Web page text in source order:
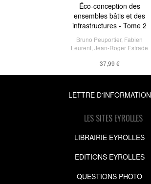
Éco-conception des
ensembles bâtis et des
infrastructures - Tome 2
Bruno Peuportier, Fabien
Leurent Jean-Roger Estrade
37,99 €
LETTRE D'INFORMATION
LES SITES EYROLLES
LIBRAIRIE EYROLLES
EDITIONS EYROLLES
QUESTIONS PHOTO